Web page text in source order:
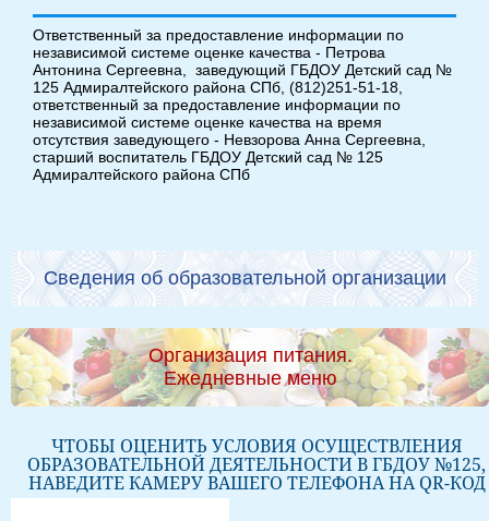
Ответственный за предоставление информации по
независимой системе оценке качества - Петрова
Антонина Сергеевна, заведующий ГБДОУ Детский сад №
125 Адмиралтейского района СПб, (812)251-51-18,
ответственный за предоставление информации по
независимой системе оценке качества на время
отсутствия заведующего - Невзорова Анна Сергеевна,
старший воспитатель ГБДОУ Детский сад № 125
Адмиралтейского района СПб
Сведения об образовательной организации
Организация питания.
Ежедневные меню
ЧТОБЫ ОЦЕНИТЬ УСЛОВИЯ ОСУЩЕСТВЛЕНИЯ
ОБРАЗОВАТЕЛЬНОЙ ДЕЯТЕЛЬНОСТИ В ГБДОУ №125,
НАВЕДИТЕ КАМЕРУ ВАШЕГО ТЕЛЕФОНА НА QR-КОД